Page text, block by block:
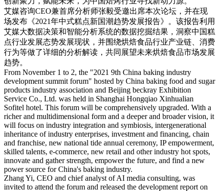
艾媒咨询CEO兼首席分析师张毅受邀出席本次论坛，并在现
场发布《2021年中式糕点新国潮趋势发展报告》。该报告利用
艾媒大数据决策和智能分析系统的数据挖掘结果，洞察中国糕
点行业发展态势发展现状，并围绕烘焙食品行业产业链、消费
行为等做了详细的分析解读，共同展望未来烘焙食品市场发展
趋势。
From November 1 to 2, the "2021 9th China baking industry
development summit forum" hosted by China baking food and sugar
products industry association and Beijing beckray Exhibition
Service Co., Ltd. was held in Shanghai Hongqiao Xinhualian
Sofitel hotel. This forum will be comprehensively upgraded. With a
richer and multidimensional form and a deeper and broader vision, it
will focus on industry integration and symbiosis, intergenerational
inheritance of industry enterprises, investment and financing, chain
and franchise, new national tide annual ceremony, IP empowerment,
skilled talents, e-commerce, new retail and other industry hot spots,
innovate and gather strength, empower the future, and find a new
power source for China's baking industry.
Zhang Yi, CEO and chief analyst of AI media consulting, was
invited to attend the forum and released the development report on